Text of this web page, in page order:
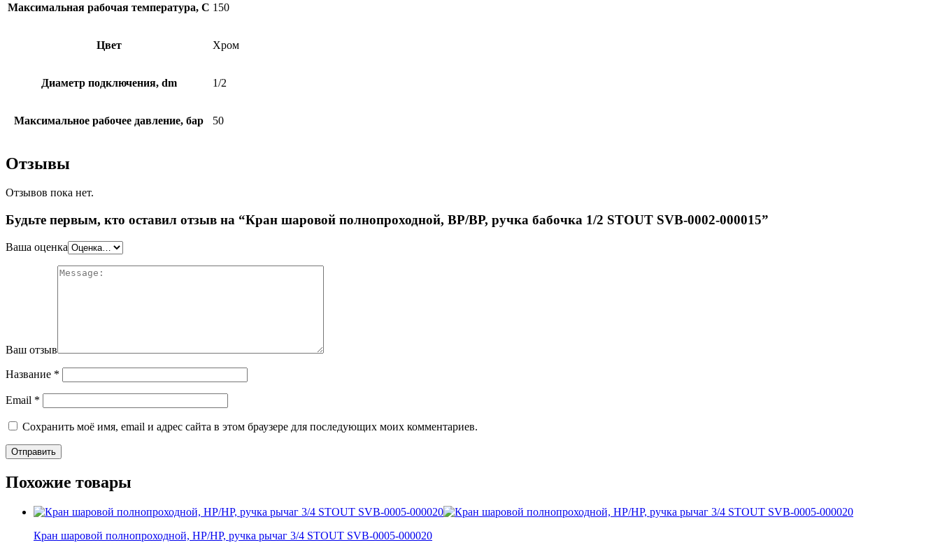
Максимальная рабочая температура, C 150
Цвет Хром
Диаметр подключения, dm 1/2
Максимальное рабочее давление, бар 50
Отзывы
Отзывов пока нет.
Будьте первым, кто оставил отзыв на “Кран шаровой полнопроходной, ВР/ВР, ручка бабочка 1/2 STOUT SVB-0002-000015”
Ваша оценка
Ваш отзыв
Название *
Email *
Сохранить моё имя, email и адрес сайта в этом браузере для последующих моих комментариев.
Похожие товары
Кран шаровой полнопроходной, НР/НР, ручка рычаг 3/4 STOUT SVB-0005-000020